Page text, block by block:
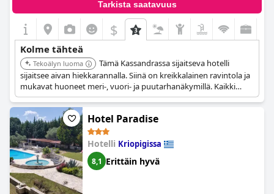
Tarkista saatavuus
$
Kolme tähteä
Tekoälyn luoma
Tämä Kassandrassa sijaitseva hotelli
sijaitsee aivan hiekkarannalla. Siinä on kreikkalainen ravintola ja
mukavat huoneet meri-, vuori- ja puutarhanäkymillä. Kaikki
huoneet ovat täysin varusteltuja, mikä tekee siitä ihanteellisen
perheille.
Hotel Paradise
Hotelli Kriopigissa
8,1 Erittäin hyvä